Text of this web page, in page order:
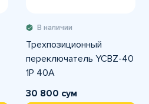
В наличии
Трехпозиционный
переключатель YCBZ-40
1Р 40А
30 800 сум